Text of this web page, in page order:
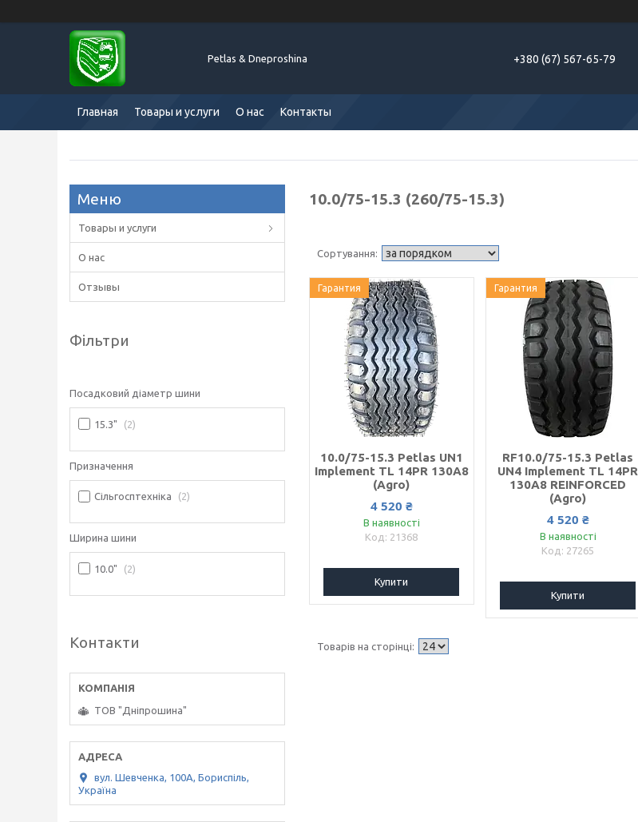
Petlas & Dneproshina +380 (67) 567-65-79
Главная Товары и услуги О нас Контакты
10.0/75-15.3 (260/75-15.3)
Гарантия
10.0/75-15.3 Petlas UN1
Implement TL 14PR 130А8
(Agro)
4 520 ₴
В наявності
21368
Купити
Гарантия
RF10.0/75-15.3 Petlas
UN4 Implement TL 14PR
130А8 REINFORCED
(Agro)
4 520 ₴
В наявності
27265
Купити
Товары и услуги
О нас
Отзывы
Фільтри
Посадковий діаметр шини
15.3" 2
Призначення
Сільгосптехніка 2
Ширина шини
10.0" 2
Контакти
ТОВ "Дніпрошина"
вул. Шевченка, 100А, Бориспіль,
Україна